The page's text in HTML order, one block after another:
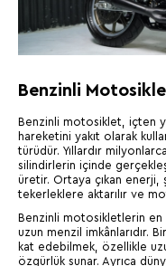
Benzinli
Benzinli motosiklet, içten
hareketini yakıt olarak
türüdür. Yıllardır
silindirlerin içinde
üretir. Ortaya çıkan enerji,
tekerleklere aktarılır ve
Benzinli motosikletlerin en
uzun menzil imkânlarıdır.
kat edebilmek, özellikle
özgürlük sunar. Ayrıca